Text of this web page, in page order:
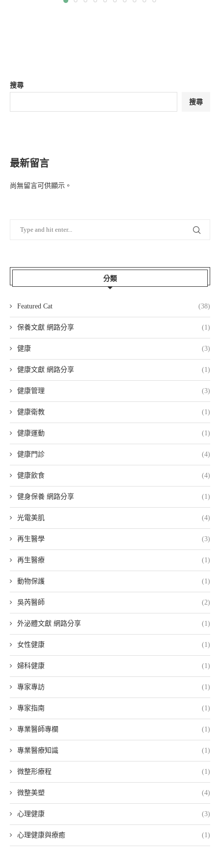
搜尋
搜尋
最新留言
尚無留言可供顯示。
分類
Featured Cat (38)
保養文獻 網路分享 (1)
健康 (3)
健康文獻 網路分享 (1)
健康管理 (3)
健康衛教 (1)
健康運動 (1)
健康門診 (4)
健康飲食 (4)
健身保養 網路分享 (1)
光電美肌 (4)
再生醫學 (3)
再生醫療 (1)
動物保護 (1)
吳芮醫師 (2)
外泌體文獻 網路分享 (1)
女性健康 (1)
婦科健康 (1)
專家專訪 (1)
專家指南 (1)
專業醫師專欄 (1)
專業醫療知識 (1)
微整形療程 (1)
微整美塑 (4)
心理健康 (3)
心理健康與療癒 (1)